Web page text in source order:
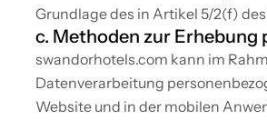
Grundlage des in Artikel 5/2(f)
c. Methoden zur Erhebung
swandorhotels.com kann im
Datenverarbeitung
Website und in der mobilen